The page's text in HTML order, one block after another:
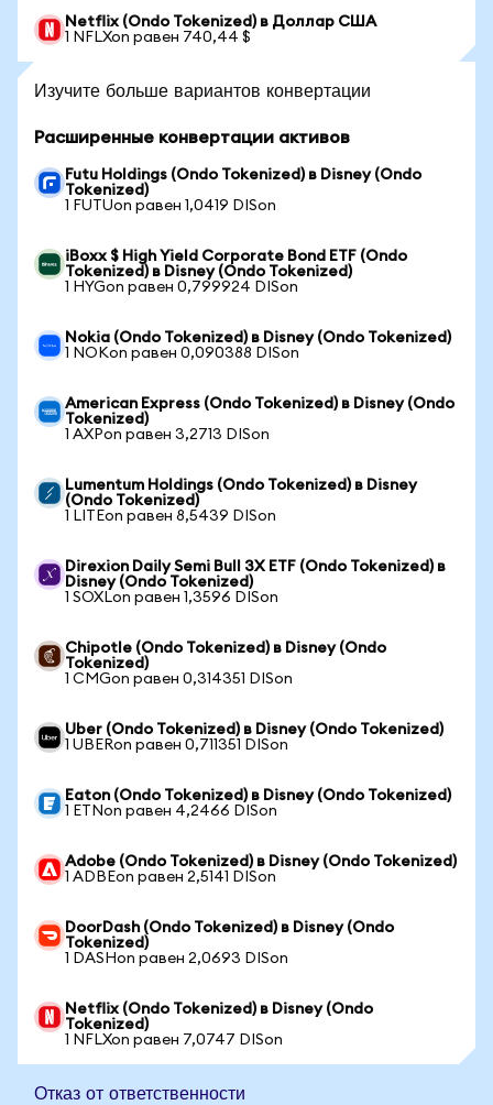
Netflix (Ondo Tokenized) в Доллар США
1 NFLXon равен 740,44 $
Изучите больше вариантов конвертации
Расширенные конвертации активов
Futu Holdings (Ondo Tokenized) в Disney (Ondo
Tokenized)
1 FUTUon равен 1,0419 DISon
iBoxx $ High Yield Corporate Bond ETF (Ondo
Tokenized) в Disney (Ondo Tokenized)
1 HYGon равен 0,799924 DISon
Nokia (Ondo Tokenized) в Disney (Ondo Tokenized)
1 NOKon равен 0,090388 DISon
American Express (Ondo Tokenized) в Disney (Ondo
Tokenized)
1 AXPon равен 3,2713 DISon
Lumentum Holdings (Ondo Tokenized) в Disney
(Ondo Tokenized)
1 LITEon равен 8,5439 DISon
Direxion Daily Semi Bull 3X ETF (Ondo Tokenized) в
Disney (Ondo Tokenized)
1 SOXLon равен 1,3596 DISon
Chipotle (Ondo Tokenized) в Disney (Ondo
Tokenized)
1 CMGon равен 0,314351 DISon
Uber (Ondo Tokenized) в Disney (Ondo Tokenized)
1 UBERon равен 0,711351 DISon
Eaton (Ondo Tokenized) в Disney (Ondo Tokenized)
1 ETNon равен 4,2466 DISon
Adobe (Ondo Tokenized) в Disney (Ondo Tokenized)
1 ADBEon равен 2,5141 DISon
DoorDash (Ondo Tokenized) в Disney (Ondo
Tokenized)
1 DASHon равен 2,0693 DISon
Netflix (Ondo Tokenized) в Disney (Ondo
Tokenized)
1 NFLXon равен 7,0747 DISon
Отказ от ответственности